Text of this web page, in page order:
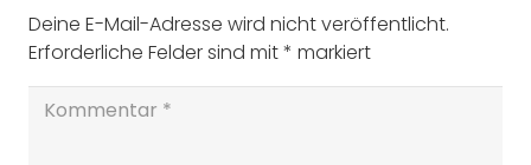
Deine E-Mail-Adresse wird nicht veröffentlicht.
Erforderliche Felder sind mit* markiert